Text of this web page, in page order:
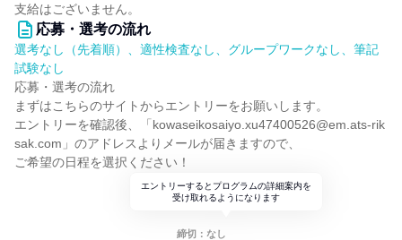
支給はございません。
応募・選考の流れ
選考なし（先着順）、適性検査なし、グループワークなし、筆記
試験なし
応募・選考の流れ
まずはこちらのサイトからエントリーをお願いします。
エントリーを確認後、「kowaseikosaiyo.xu47400526@em.ats-rik
sak.com」のアドレスよりメールが届きますので、
ご希望の日程を選択ください！
エントリーするとプログラムの詳細案内を
受け取れるようになります
締切：なし